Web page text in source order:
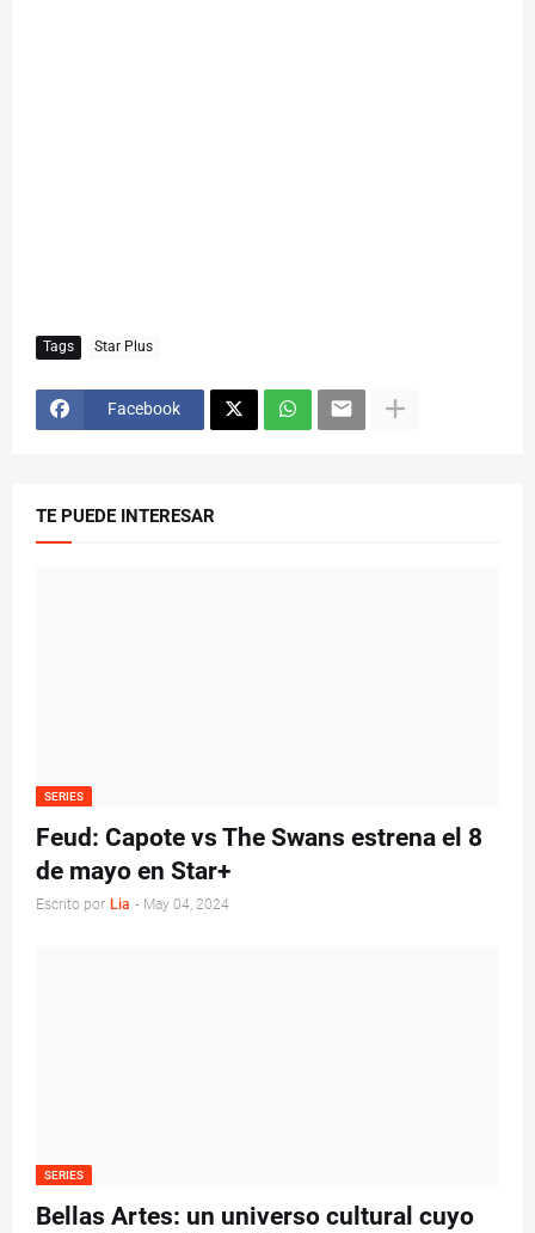
Tags Star Plus
Facebook
TE PUEDE INTERESAR
SERIES
Feud: Capote vs The Swans estrena el 8
de mayo en Star+
Escrito por Lia - May 04, 2024
SERIES
Bellas Artes: un universo cultural cuyo